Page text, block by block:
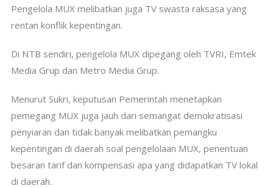
Pengelola MUX melibatkan juga TV swasta raksasa yang
rentan konflik kepentingan.
Di NTB sendiri, pengelola MUX dipegang oleh TVRI, Emtek
Media Grup dan Metro Media Grup.
Menurut Sukri, keputusan Pemerintah menetapkan
pemegang MUX juga jauh dari semangat demokratisasi
penyiaran dan tidak banyak melibatkan pemangku
kepentingan di daerah soal pengelolaan MUX, penentuan
besaran tarif dan kompensasi apa yang didapatkan TV lokal
di daerah.